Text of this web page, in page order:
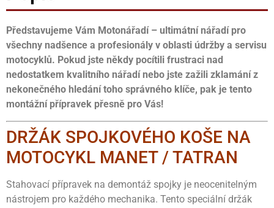
Představujeme Vám Motonářadí – ultimátní nářadí pro
všechny nadšence a profesionály v oblasti údržby a servisu
motocyklů. Pokud jste někdy pocítili frustraci nad
nedostatkem kvalitního nářadí nebo jste zažili zklamání z
nekonečného hledání toho správného klíče, pak je tento
montážní přípravek přesně pro Vás!
DRŽÁK SPOJKOVÉHO KOŠE NA
MOTOCYKL MANET / TATRAN
Stahovací přípravek na demontáž spojky je neocenitelným
nástrojem pro každého mechanika. Tento speciální držák